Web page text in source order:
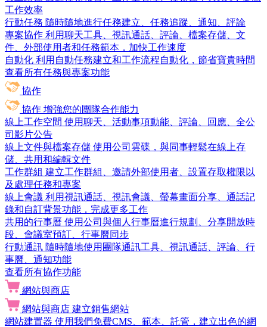
工作效率
行動任務 隨時隨地進行任務建立、任務追蹤、通知、評論
專案協作 利用聊天工具、視訊通話、評論、檔案存儲、文
件、外部使用者和任務範本，加快工作速度
自動化 利用自動任務建立和工作流程自動化，節省寶貴時間
查看所有任務與專案功能
協作
協作 增強您的團隊合作能力
線上工作空間 使用聊天、活動事項動能、評論、回應、全公
司影片公告
線上文件與檔案存儲 使用公司雲碟，與同事輕鬆在線上存
儲、共用和編輯文件
工作群組 建立工作群組、邀請外部使用者、設置存取權限以
及處理任務和專案
線上會議 利用視訊通話、視訊會議、螢幕畫面分享、通話記
錄和自訂背景功能，完成更多工作
共用的行事曆 使用公司與個人行事曆進行規劃、分享開放時
段、會議室預訂、行事曆同步
行動通訊 隨時隨地使用團隊通訊工具、視訊通話、評論、行
事曆、通知功能
查看所有協作功能
網站與商店
網站與商店 建立銷售網站
網站建置器 使用我們免費CMS、範本、託管，建立出色的網